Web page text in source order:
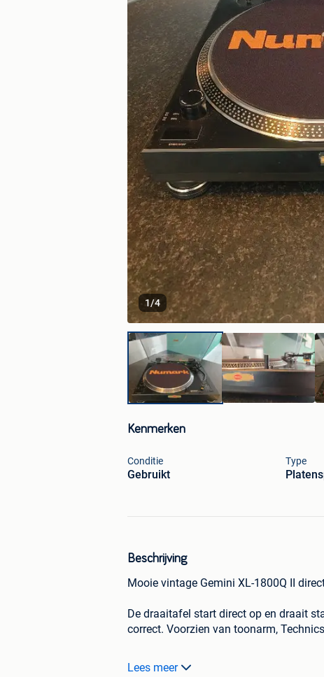
1/4
Kenmerken
Conditie
Gebruikt
Type
Beschrijving
Mooie vintage Gemini XL-1800Q II
De draaitafel start direct op en draait
correct. Voorzien van toonarm,
Specificaties:
Lees meer